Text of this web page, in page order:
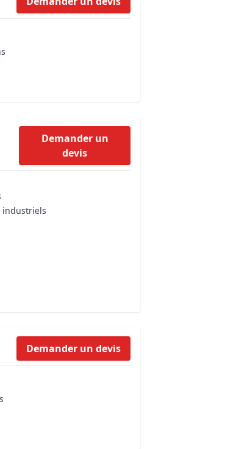
Demander un
devis
industriels
Demander un devis